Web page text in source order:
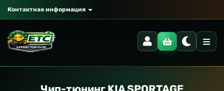
Контактная информация